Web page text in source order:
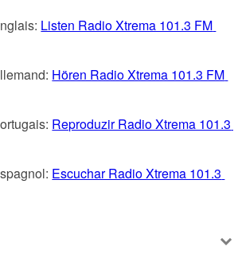
Listen Radio Xtrema 101.3 FM
Hören Radio Xtrema 101.3 FM
Reproduzir Radio Xtrema 101.3
Escuchar Radio Xtrema 101.3